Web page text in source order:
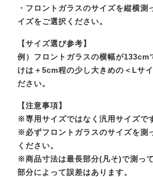
・フロントガラスのサイズを縦横測
イズをご選択ください。
【サイズ選び参考】
例）フロントガラスの横幅が133cm
けは＋5cm程の少し大きめの＜Lサ
ださい。
【注意事項】
※専用サイズではなく汎用サイズで
※必ずフロントガラスのサイズを測
ください。
※商品寸法は最長部分(凡そ)で測っ
部分によって誤差はあります。